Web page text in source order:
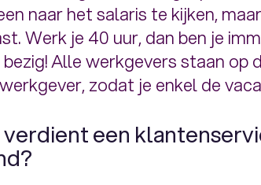
naar het salaris te kijken,
Werk je 40 uur, dan ben je
Alle werkgevers staan op
zodat je enkel de
verdient een